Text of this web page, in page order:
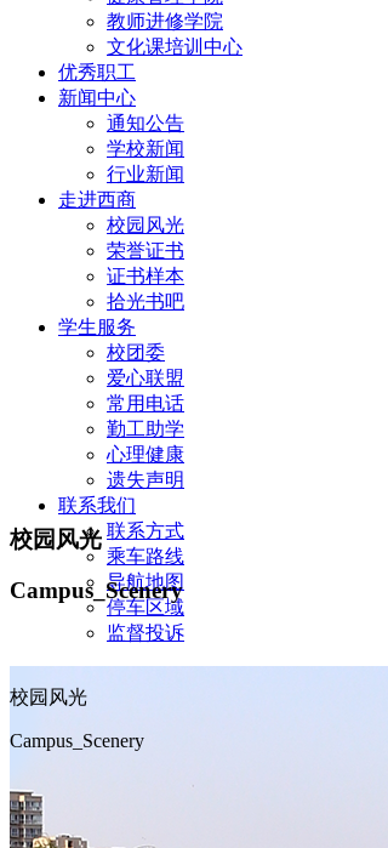
教师进修学院
文化课培训中心
优秀职工
新闻中心
通知公告
学校新闻
行业新闻
走进西商
校园风光
荣誉证书
证书样本
拾光书吧
学生服务
校团委
爱心联盟
常用电话
勤工助学
心理健康
遗失声明
联系我们
联系方式
乘车路线
导航地图
停车区域
监督投诉
校园风光
Campus_Scenery
校园风光
Campus_Scenery